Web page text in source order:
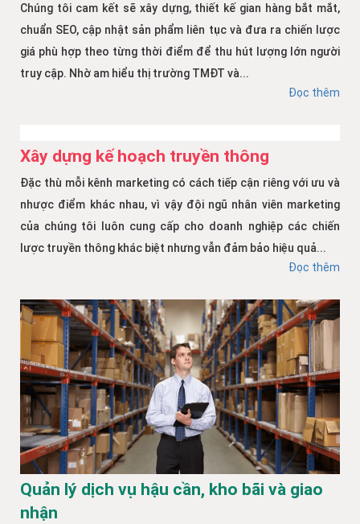
Chúng tôi cam kết sẽ xây dựng, thiết kế gian hàng bắt mắt,
chuẩn SEO, cập nhật sản phẩm liên tục và đưa ra chiến lược
giá phù hợp theo từng thời điểm để thu hút lượng lớn người
truy cập. Nhờ am hiểu thị trường TMĐT và...
Đọc thêm
Xây dựng kế hoạch truyền thông
Đặc thù mỗi kênh marketing có cách tiếp cận riêng với ưu và
nhược điểm khác nhau, vì vậy đội ngũ nhân viên marketing
của chúng tôi luôn cung cấp cho doanh nghiệp các chiến
lược truyền thông khác biệt nhưng vẫn đảm bảo hiệu quả...
Đọc thêm
Quản lý dịch vụ hậu cần, kho bãi và giao
nhận